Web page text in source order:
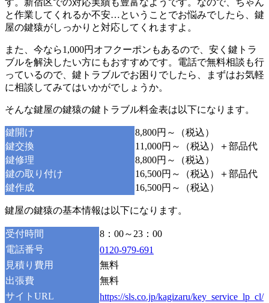
す。新宿区での対応実績も豊富なようです。なので、ちゃん
と作業してくれるか不安…ということでお悩みでしたら、鍵
屋の鍵猿がしっかりと対応してくれますよ。
また、今なら1,000円オフクーポンもあるので、安く鍵トラ
ブルを解決したい方にもおすすめです。電話で無料相談も行
っているので、鍵トラブルでお困りでしたら、まずはお気軽
に相談してみてはいかがでしょうか。
そんな鍵屋の鍵猿の鍵トラブル料金表は以下になります。
鍵開け
8,800円～（税込）
鍵交換
11,000円～（税込）＋部品代
鍵修理
8,800円～（税込）
鍵の取り付け
16,500円～（税込）＋部品代
鍵作成
16,500円～（税込）
鍵屋の鍵猿の基本情報は以下になります。
受付時間
8：00～23：00
電話番号
0120-979-691
見積り費用
無料
出張費
無料
サイトURL
https://sls.co.jp/kagizaru/key_service_lp_cl/